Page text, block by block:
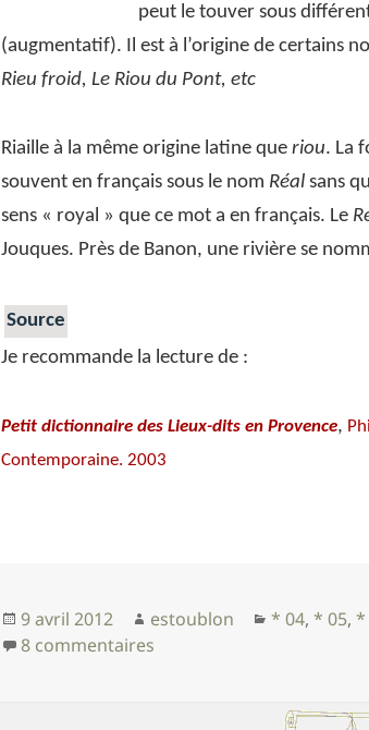
peut le touver sous
(augmentatif). Il est à l’origine de certains
Rieu froid, Le Riou du Pont, etc
Riaille à la même origine latine queriou. La
souvent en français sous le nom Réal sans
sens « royal » que ce mot a en français. Le
Jouques. Près de Banon, une rivière se
Source
Je recommande la lecture de :
Petit dictionnaire des Lieux-dits en Provence,
Contemporaine. 2003
Publié
le
9 avril 2012 Auteur
estoublon Catégories
* 04,* 05,*
8 commentaires